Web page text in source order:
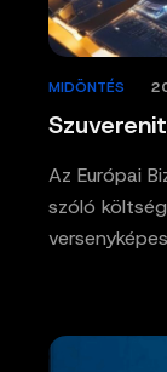
MIDÖNTÉS
Az Európai
szóló